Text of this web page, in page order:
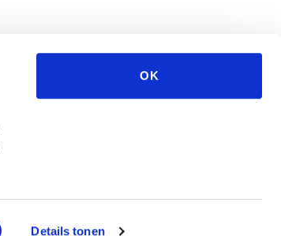
Details tonen
OK